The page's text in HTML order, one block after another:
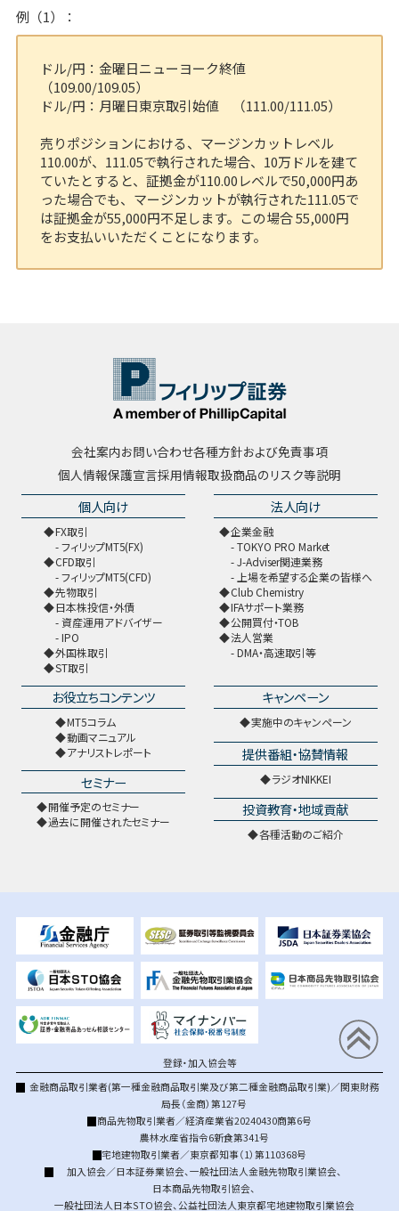
例（1）：
ドル/円：金曜日ニューヨーク終値
（109.00/109.05）
ドル/円：月曜日東京取引始値 （111.00/111.05）
売りポジションにおける、マージンカットレベル
110.00が、111.05で執行された場合、10万ドルを建て
ていたとすると、証拠金が110.00レベルで50,000円あ
った場合でも、マージンカットが執行された111.05で
は証拠金が55,000円不足します。この場合 55,000円
をお支払いいただくことになります。
会社案内お問い合わせ各種方針および免責事項
個人情報保護宣言採用情報取扱商品のリスク等説明
個人向け
FX取引
フィリップMT5(FX)
CFD取引
フィリップMT5(CFD)
先物取引
日本株投信・外債
資産運用アドバイザー
IPO
外国株取引
ST取引
法人向け
企業金融
TOKYO PRO Market
J-Adviser関連業務
上場を希望する企業の皆様へ
Club Chemistry
IFAサポート業務
公開買付・TOB
法人営業
DMA・高速取引等
お役立ちコンテンツ
MT5コラム
動画マニュアル
アナリストレポート
セミナー
開催予定のセミナー
過去に開催されたセミナー
キャンペーン
実施中のキャンペーン
提供番組・協賛情報
ラジオNIKKEI
投資教育・地域貢献
各種活動のご紹介
登録・加入協会等
金融商品取引業者(第一種金融商品取引業及び第二種金融商品取引業)／関東財務
局長（金商）第127号
商品先物取引業者／経済産業省20240430商第6号
農林水産省指令6新食第341号
宅地建物取引業者／東京都知事（1）第110368号
加入協会／日本証券業協会、一般社団法人金融先物取引業協会、
日本商品先物取引協会、
一般社団法人日本STO協会、公益社団法人東京都宅地建物取引業協会